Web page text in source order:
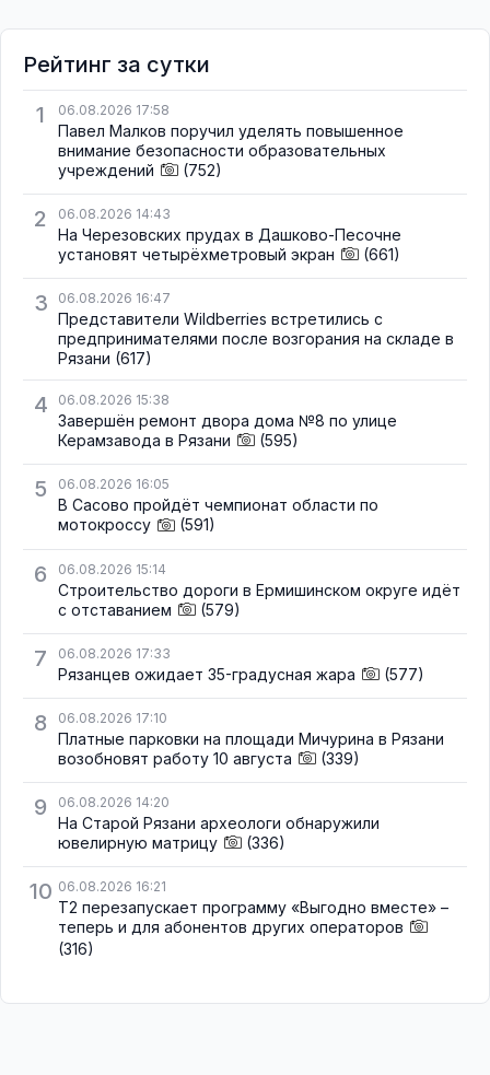
Рейтинг за сутки
1
06.08.2026 17:58
Павел Малков поручил уделять повышенное
внимание безопасности образовательных
учреждений
(752)
2 06.08.2026 14:43
На Черезовских прудах в Дашково-Песочне
установят четырёхметровый экран
(661)
3 06.08.2026 16:47
Представители Wildberries встретились с
предпринимателями после возгорания на складе в
Рязани (617)
4 06.08.2026 15:38
Завершён ремонт двора дома №8 по улице
Керамзавода в Рязани
(595)
5 06.08.2026 16:05
В Сасово пройдёт чемпионат области по
мотокроссу
(591)
6 06.08.2026 15:14
Строительство дороги в Ермишинском округе идёт
с отставанием
(579)
7 06.08.2026 17:33
Рязанцев ожидает 35-градусная жара (577)
8 06.08.2026 17:10
Платные парковки на площади Мичурина в Рязани
возобновят работу 10 августа
(339)
9 06.08.2026 14:20
На Старой Рязани археологи обнаружили
ювелирную матрицу
(336)
10 06.08.2026 16:21
Т2 перезапускает программу «Выгодно вместе» –
теперь и для абонентов других операторов
(316)